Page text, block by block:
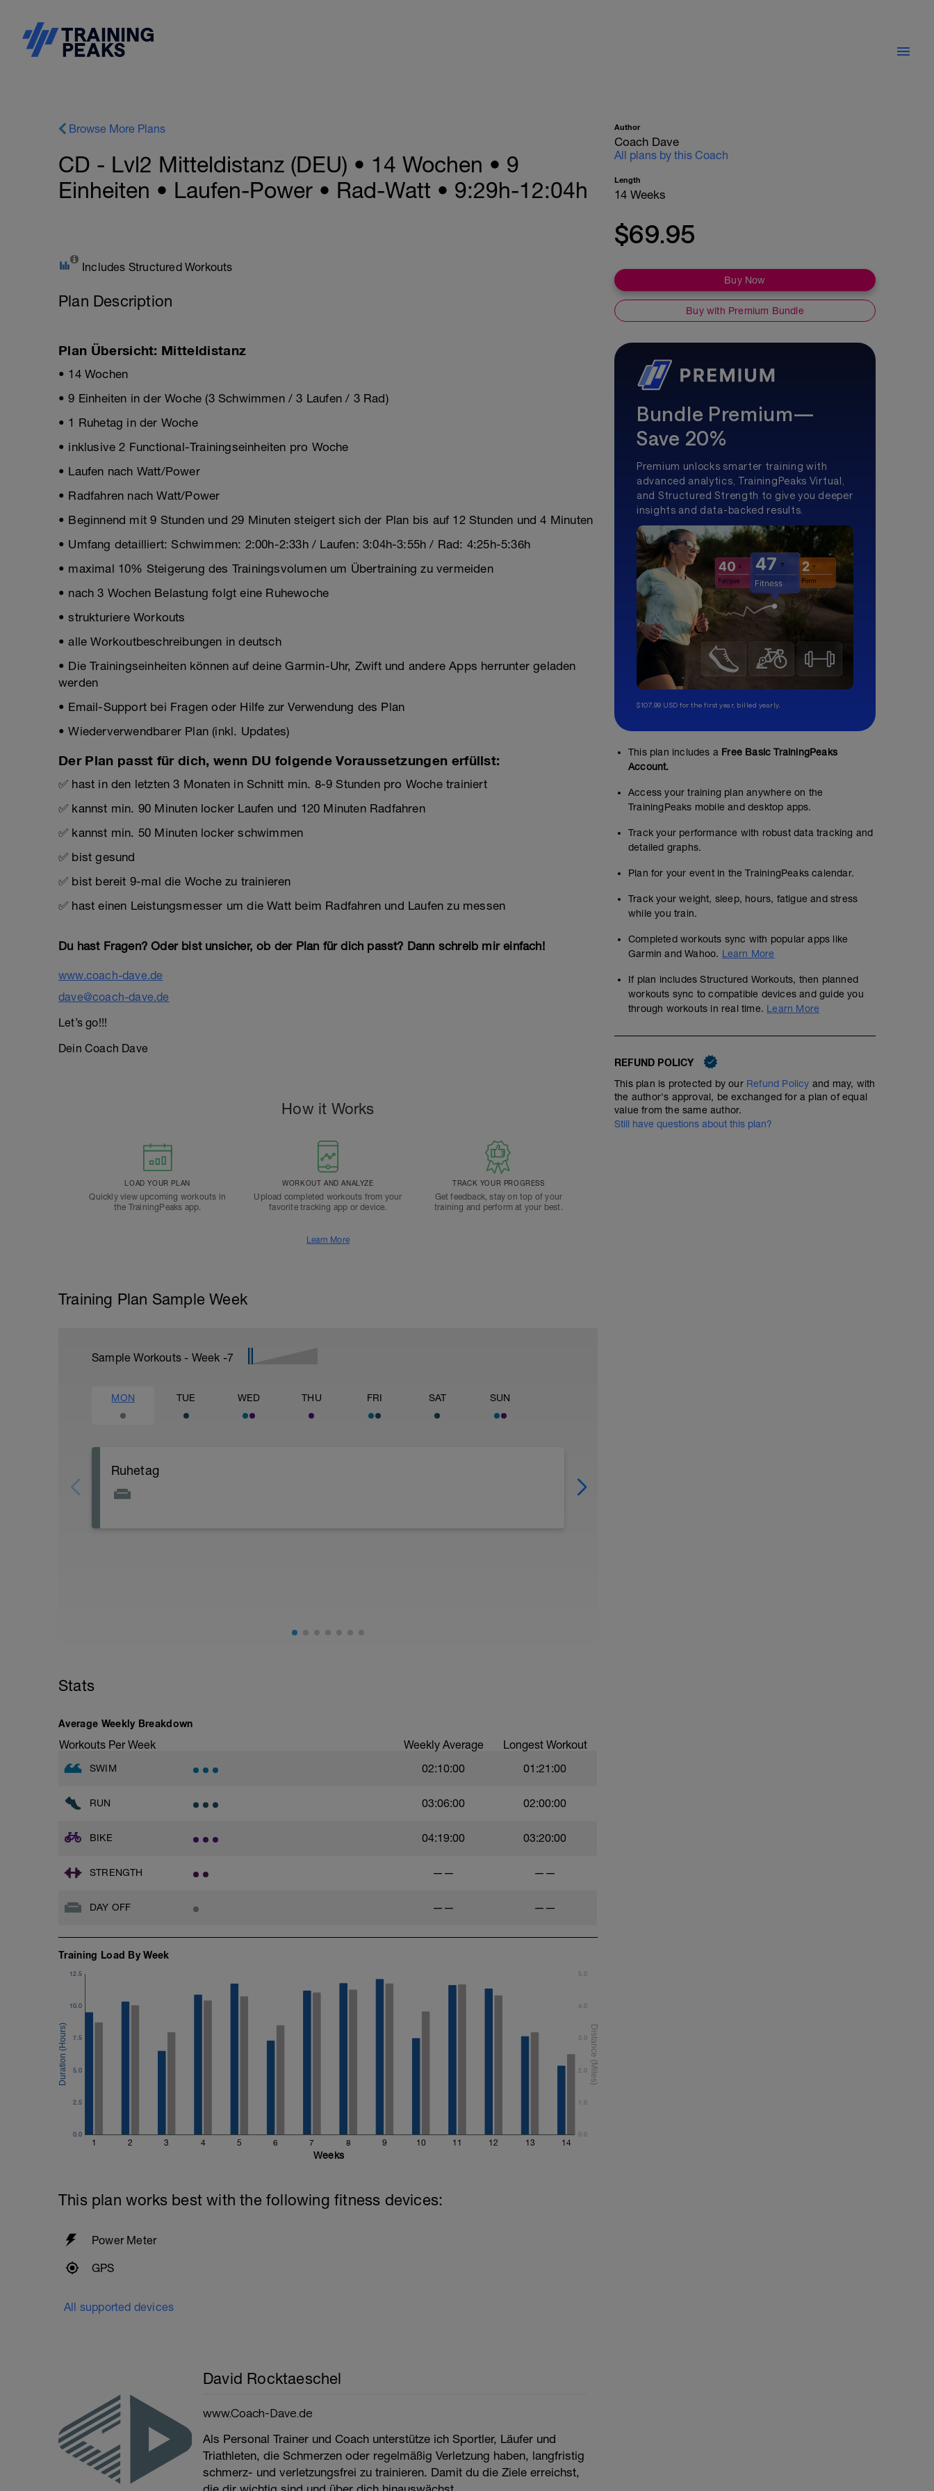
Browse More Plans
CD - Lvl2 Mitteldistanz (DEU) • 14 Wochen • 9
Einheiten • Laufen-Power • Rad-Watt • 9:29h-12:04h
Includes Structured Workouts
Plan Description
Plan Übersicht: Mitteldistanz
• 14 Wochen
• 9 Einheiten in der Woche (3 Schwimmen / 3 Laufen / 3 Rad)
• 1 Ruhetag in der Woche
• inklusive 2 Functional-Trainingseinheiten pro Woche
• Laufen nach Watt/Power
• Radfahren nach Watt/Power
• Beginnend mit 9 Stunden und 29 Minuten steigert sich der Plan bis auf 12 Stunden und 4 Minuten
• Umfang detailliert: Schwimmen: 2:00h-2:33h / Laufen: 3:04h-3:55h / Rad: 4:25h-5:36h
• maximal 10% Steigerung des Trainingsvolumen um Übertraining zu vermeiden
• nach 3 Wochen Belastung folgt eine Ruhewoche
• strukturiere Workouts
• alle Workoutbeschreibungen in deutsch
• Die Trainingseinheiten können auf deine Garmin-Uhr, Zwift und andere Apps herrunter geladen
werden
• Email-Support bei Fragen oder Hilfe zur Verwendung des Plan
• Wiederverwendbarer Plan (inkl. Updates)
Der Plan passt für dich, wenn DU folgende Voraussetzungen erfüllst:
✅ hast in den letzten 3 Monaten in Schnitt min. 8-9 Stunden pro Woche trainiert
✅ kannst min. 90 Minuten locker Laufen und 120 Minuten Radfahren
✅ kannst min. 50 Minuten locker schwimmen
✅ bist gesund
✅ bist bereit 9-mal die Woche zu trainieren
✅ hast einen Leistungsmesser um die Watt beim Radfahren und Laufen zu messen
Du hast Fragen? Oder bist unsicher, ob der Plan für dich passt? Dann schreib mir einfach!
www.coach-dave.de
dave@coach-dave.de
Let’s go!!!
Dein Coach Dave
How it Works
LOAD YOUR PLAN
Quickly view upcoming workouts in
the TrainingPeaks app.
WORKOUT AND ANALYZE
Upload completed workouts from your
favorite tracking app or device.
TRACK YOUR PROGRESS
Get feedback, stay on top of your
training and perform at your best.
Learn More
Training Plan Sample Week
Sample Workouts - Week -7
MON TUE WED THU FRI SAT SUN
Ruhetag
Stats
Average Weekly Breakdown
Workouts Per Week Weekly Average Longest Workout
SWIM 02:10:00 01:21:00
RUN 03:06:00 02:00:00
BIKE 04:19:00 03:20:00
STRENGTH —— ——
DAY OFF —— ——
Training Load By Week
1 2 3 4 5 6 7 8 9 10 11 12 13 14
0.0
2.5
5.0
7.5
10.0
12.5
0.0
1.0
2.0
3.0
4.0
5.0
Weeks
This plan works best with the following fitness devices:
Power Meter
GPS
All supported devices
David Rocktaeschel
www.Coach-Dave.de
Als Personal Trainer und Coach unterstütze ich Sportler, Läufer und
Triathleten, die Schmerzen oder regelmäßig Verletzung haben, langfristig
schmerz- und verletzungsfrei zu trainieren. Damit du die Ziele erreichst,
Author
Coach Dave
All plans by this Coach
Length
14 Weeks
$69.95
Buy Now
Buy with Premium Bundle
Bundle Premium—
Save 20%
Premium unlocks smarter training with
advanced analytics, TrainingPeaks Virtual,
and Structured Strength to give you deeper
insights and data-backed results.
$107.99 USD for the first year, billed yearly.
This plan includes a Free Basic TrainingPeaks
Account.
Access your training plan anywhere on the
TrainingPeaks mobile and desktop apps.
Track your performance with robust data tracking and
detailed graphs.
Plan for your event in the TrainingPeaks calendar.
Track your weight, sleep, hours, fatigue and stress
while you train.
Completed workouts sync with popular apps like
Garmin and Wahoo. Learn More
If plan includes Structured Workouts, then planned
workouts sync to compatible devices and guide you
through workouts in real time. Learn More
REFUND POLICY
This plan is protected by our Refund Policy and may, with
the author's approval, be exchanged for a plan of equal
value from the same author.
Still have questions about this plan?